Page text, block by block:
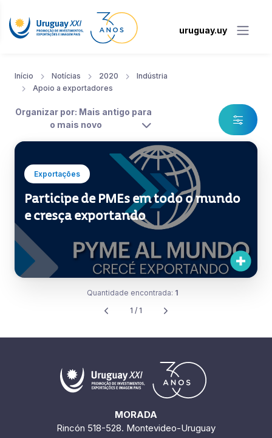
uruguay.uy
Início Notícias 2020
Indústria
Apoio a exportadores
Organizar por: Mais antigo para
o mais novo
Exportações
Participe de PMEs em todo o mundo
e cresça exportando
Quantidade encontrada: 1
1 / 1
MORADA
Rincón 518-528. Montevideo-Uruguay